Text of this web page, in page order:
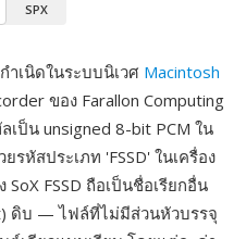
SPX
ำเนิดในระบบนิเวศ Macintosh
ของ Farallon Computing
เป็น unsigned 8-bit PCM ใน
หัสประเภท 'FSSD' ในเครื่อง
FSSD ถือเป็นชื่อเรียกอื่น
ดิบ — ไฟล์ที่ไม่มีส่วนหัวบรรจุ